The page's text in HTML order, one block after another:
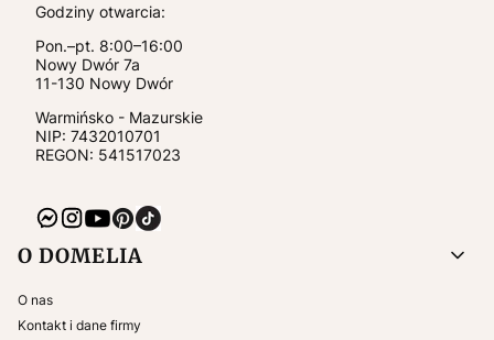
Godziny otwarcia:
Pon.–pt. 8:00–16:00
Nowy Dwór 7a
11-130 Nowy Dwór
Warmińsko - Mazurskie
NIP: 7432010701
REGON: 541517023
Linki w stopce
O DOMELIA
O nas
Kontakt i dane firmy